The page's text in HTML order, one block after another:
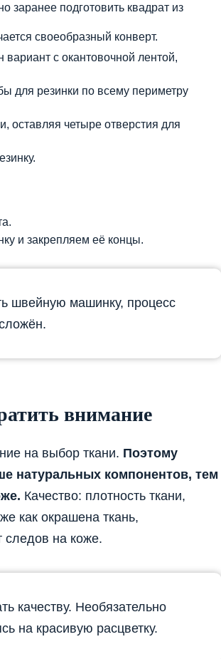
заранее подготовить квадрат из
своеобразный конверт.
с окантовочной лентой,
для резинки по всему периметру
оставляя четыре отверстия для
и закрепляем её концы.
швейную машинку, процесс
внимание
на выбор ткани. Поэтому
натуральных компонентов, тем
Качество: плотность ткани,
как окрашена ткань,
следов на коже.
качеству. Необязательно
на красивую расцветку.